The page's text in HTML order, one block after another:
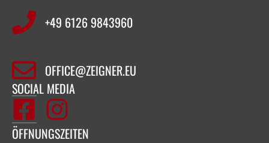
+49 6126 9843960‬
OFFICE@ZEIGNER.EU
SOCIAL MEDIA
ÖFFNUNGSZEITEN